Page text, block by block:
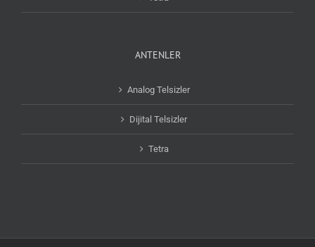
ANTENLER
Analog Telsizler
Dijital Telsizler
Tetra